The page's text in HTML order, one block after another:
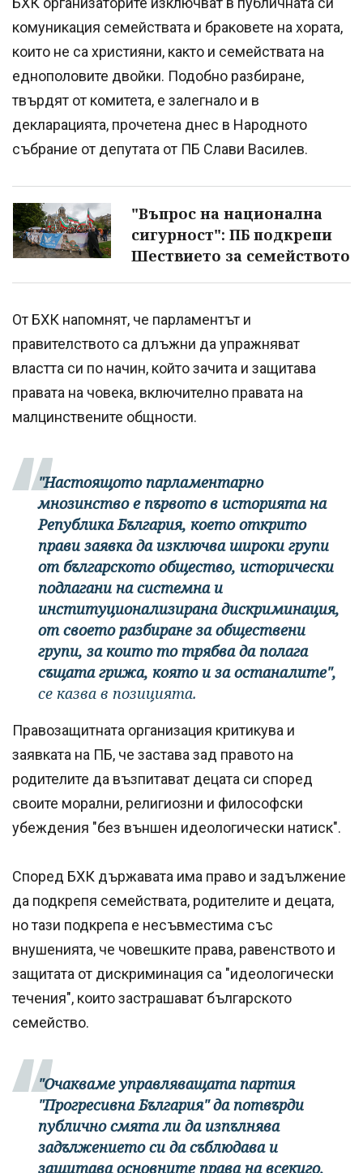
комуникация семействата и браковете на хората,
които не са християни, както и семействата на
еднополовите двойки. Подобно разбиране,
твърдят от комитета, е залегнало и в
декларацията, прочетена днес в Народното
събрание от депутата от ПБ Слави Василев.
"Въпрос на национална
сигурност": ПБ подкрепи
Шествието за семейството
От БХК напомнят, че парламентът и
правителството са длъжни да упражняват
властта си по начин, който зачита и защитава
правата на човека, включително правата на
малцинствените общности.
"Настоящото парламентарно
мнозинство е първото в историята на
Република България, което открито
прави заявка да изключва широки групи
от българското общество, исторически
подлагани на системна и
институционализирана дискриминация,
от своето разбиране за обществени
групи, за които то трябва да полага
същата грижа, която и за останалите",
се казва в позицията.
Правозащитната организация критикува и
заявката на ПБ, че застава зад правото на
родителите да възпитават децата си според
своите морални, религиозни и философски
убеждения "без външен идеологически натиск".
Според БХК държавата има право и задължение
да подкрепя семействата, родителите и децата,
но тази подкрепа е несъвместима със
внушенията, че човешките права, равенството и
защитата от дискриминация са "идеологически
течения", които застрашават българското
семейство.
"Очакваме управляващата партия
"Прогресивна България" да потвърди
публично смята ли да изпълнява
задължението си да съблюдава и
защитава основните права на всекиго,